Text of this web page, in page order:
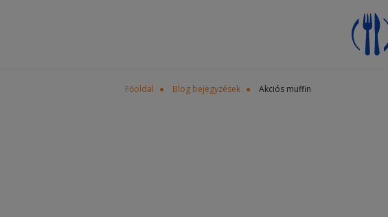
Főoldal Blog bejegyzések Akciós muffin